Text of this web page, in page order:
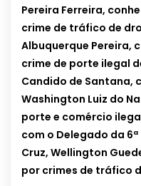
Pereira Ferreira,
crime de tráfico de
Albuquerque Pereira,
crime de porte ilegal
Candido de Santana,
Washington Luiz do
porte e comércio
com o Delegado da
Cruz, Wellington
por crimes de tráfico